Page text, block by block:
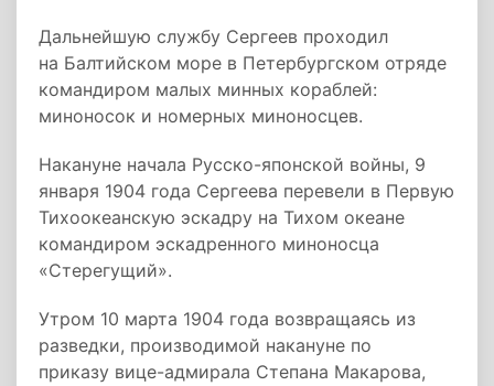
Дальнейшую службу Сергеев проходил
на Балтийском море в Петербургском отряде
командиром малых минных кораблей:
миноносок и номерных миноносцев.
Накануне начала Русско-японской войны, 9
января 1904 года Сергеева перевели в Первую
Тихоокеанскую эскадру на Тихом океане
командиром эскадренного миноносца
«Стерегущий».
Утром 10 марта 1904 года возвращаясь из
разведки, производимой накануне по
приказу вице-адмирала Степана Макарова,